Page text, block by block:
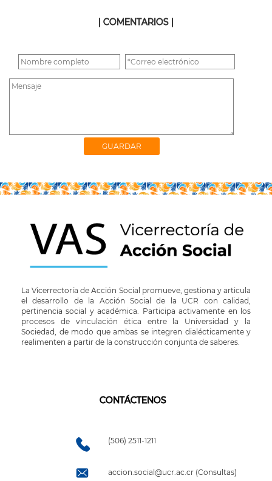
| COMENTARIOS |
La Vicerrectoría de Acción Social promueve, gestiona y articula
el desarrollo de la Acción Social de la UCR con calidad,
pertinencia social y académica. Participa activamente en los
procesos de vinculación ética entre la Universidad y la
Sociedad, de modo que ambas se integren dialécticamente y
realimenten a partir de la construcción conjunta de saberes.
CONTÁCTENOS
(506) 2511-1211
accion.social@ucr.ac.cr (Consultas)